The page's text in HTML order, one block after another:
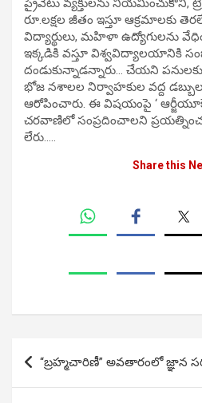
ప్రైవేటు వ్యక్తులను నియమించుకొని,
రూ.లక్షల జీతం ఇస్తూ ఆక్రమాలకు
విద్యార్థులు, మహిళా ఉద్యోగులను
ఇక్కడికి వస్తూ విశ్వవిద్యాలయానికి
దండుకున్నాడన్నారు… చేయని పనులకు
భోజ నశాలల నిర్వాహకుల వద్ద
ఆరోపించారు. ఈ విషయంపై ‘
చరవాణిలో సంప్రదించాలని
లేరు…..
Share this
Post
navigation
“బ్రహ్మచారిణీ” అవతారంలో జ్ఞాన